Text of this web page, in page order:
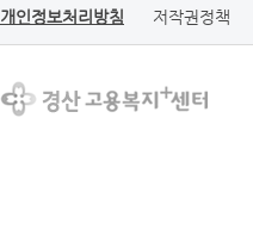
개인정보처리방침 저작권정책